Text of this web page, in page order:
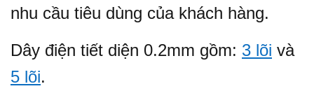
nhu cầu tiêu dùng của khách hàng.
Dây điện tiết diện 0.2mm gồm: 3 lõi và
5 lõi.